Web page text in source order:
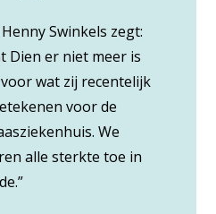
Swinkels zegt:
Dien er niet meer is
wat zij recentelijk
voor de
We
alle sterkte toe in